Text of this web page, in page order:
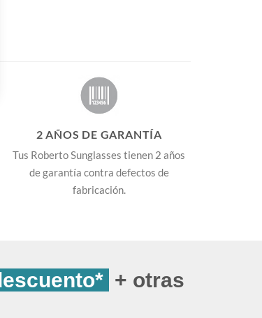
2 AÑOS DE GARANTÍA
Tus Roberto Sunglasses tienen 2 años
de garantía contra defectos de
fabricación.
+ otras